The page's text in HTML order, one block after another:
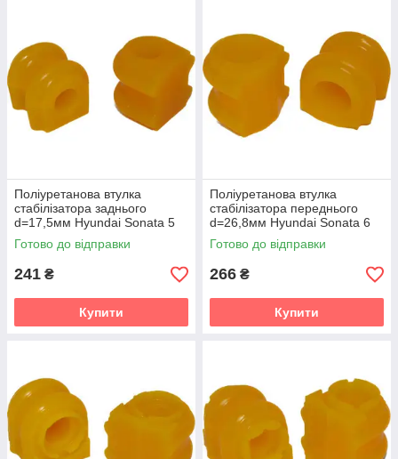
Поліуретанова втулка
стабілізатора заднього
d=17,5мм Hyundai Sonata 5
gen. (NF) Седан (2004-2009)
v19
Готово до відправки
241 ₴
Купити
Поліуретанова втулка
стабілізатора переднього
d=26,8мм Hyundai Sonata 6
gen. (YF) Седан (2010-2014)
v19
Готово до відправки
266 ₴
Купити